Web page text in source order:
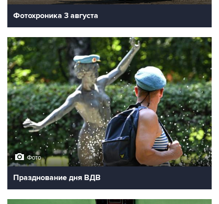
Фотохроника 3 августа
Фото
Празднование дня ВДВ